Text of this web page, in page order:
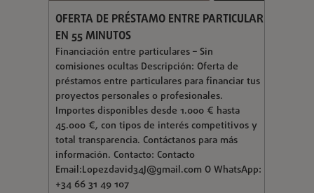
OFERTA DE PRÉSTAMO ENTRE PARTICULAR
EN 55 MINUTOS
Financiación entre particulares – Sin
comisiones ocultas Descripción: Oferta de
préstamos entre particulares para financiar tus
proyectos personales o profesionales.
Importes disponibles desde 1.000 € hasta
45.000 €, con tipos de interés competitivos y
total transparencia. Contáctanos para más
información. Contacto: Contacto
Email:Lopezdavid34J@gmail.com O WhatsApp:
+34 66 31 49 107